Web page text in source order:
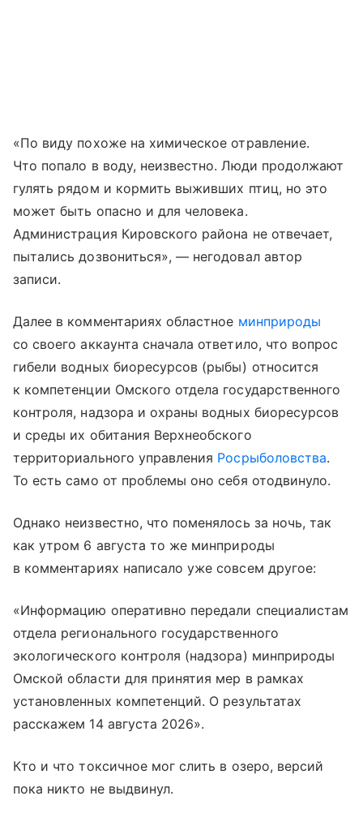
«По виду похоже на химическое отравление.
Что попало в воду, неизвестно. Люди продолжают
гулять рядом и кормить выживших птиц, но это
может быть опасно и для человека.
Администрация Кировского района не отвечает,
пытались дозвониться», — негодовал автор
записи.
Далее в комментариях областное минприроды
со своего аккаунта сначала ответило, что вопрос
гибели водных биоресурсов (рыбы) относится
к компетенции Омского отдела государственного
контроля, надзора и охраны водных биоресурсов
и среды их обитания Верхнеобского
территориального управления Росрыболовства.
То есть само от проблемы оно себя отодвинуло.
Однако неизвестно, что поменялось за ночь, так
как утром 6 августа то же минприроды
в комментариях написало уже совсем другое:
«Информацию оперативно передали специалистам
отдела регионального государственного
экологического контроля (надзора) минприроды
Омской области для принятия мер в рамках
установленных компетенций. О результатах
расскажем 14 августа 2026».
Кто и что токсичное мог слить в озеро, версий
пока никто не выдвинул.